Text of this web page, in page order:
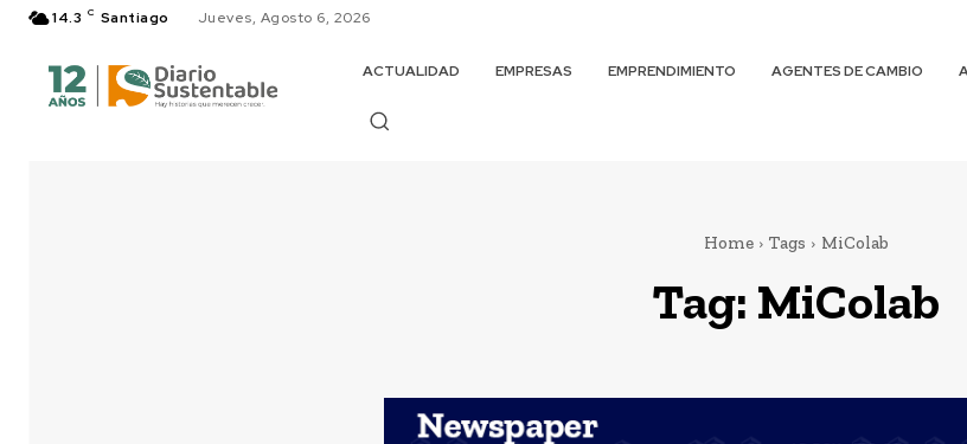
14.3 C Santiago Jueves, Agosto 6, 2026
ACTUALIDAD EMPRESAS EMPRENDIMIENTO AGENTES DE CAMBIO
Home Tags MiColab
Tag: MiColab